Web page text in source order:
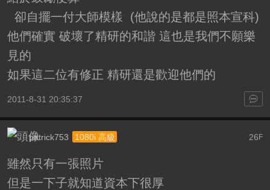
卻自擺一付大師模樣 (他說的是都是照本宣科)
他們確實 破壞了精研的和諧 這也是我們不願樂
見的
如果這二位有修正 精研還是歡迎他們的
2011-8-31 20:35:37
26 F
patrick753 1080i 高級
雖然只有一張照片
但是一下子就知道資本下很厚